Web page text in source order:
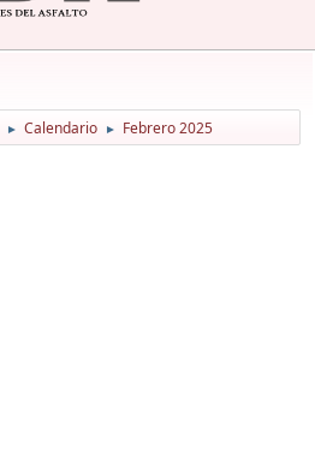
► Calendario ► Febrero 2025